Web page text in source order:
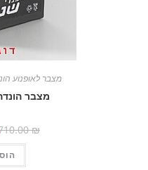
מצבר לאופנוע
מצבר הונדה
₪